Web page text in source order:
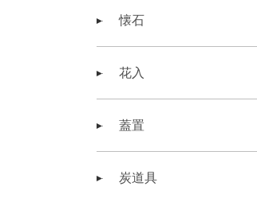
懐石
花入
蓋置
炭道具